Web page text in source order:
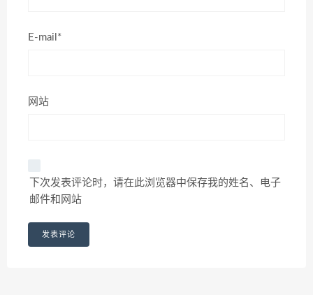
E-mail*
网站
下次发表评论时，请在此浏览器中保存我的姓名、电子
邮件和网站